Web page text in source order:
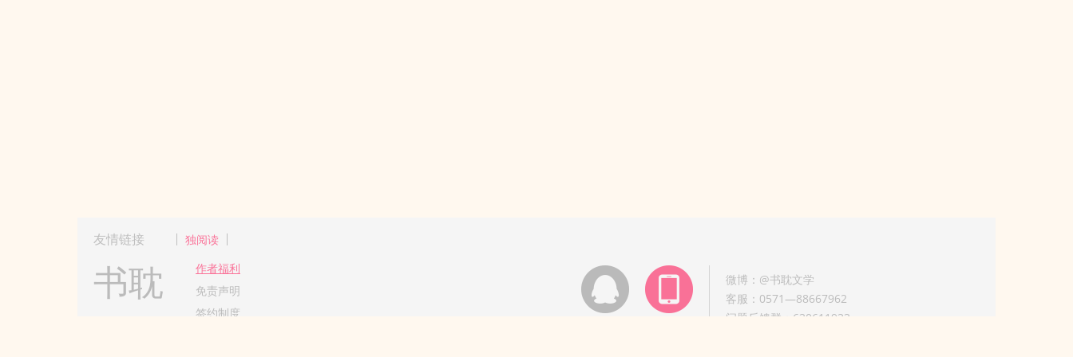
友情链接 独阅读
书耽
作者福利
免责声明
签约制度
微博：@书耽文学
客服：0571—88667962
问题反馈群：630611933